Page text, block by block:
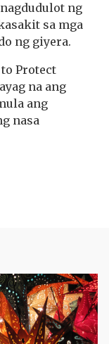
ng
sa mga
ng giyera.
Protect
na ang
ang
nasa